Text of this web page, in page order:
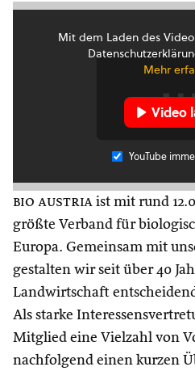
Mit dem Laden des
Mehr
Video
YouTube
bio austria ist mit rund
größte Verband für
Europa. Gemeinsam mit
gestalten wir seit über 40
Landwirtschaft
Als starke
Mitglied eine Vielzahl von
nachfolgend einen kurzen